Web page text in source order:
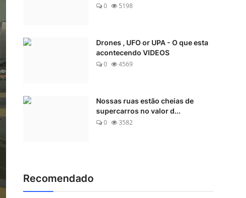
0
5198
Drones , UFO or UPA - O que esta
acontecendo VIDEOS
0
4569
Nossas ruas estão cheias de
supercarros no valor d...
0
3582
Recomendado